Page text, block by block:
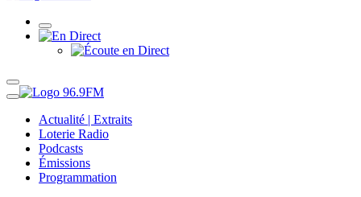
Actualité | Extraits
Loterie Radio
Podcasts
Émissions
Programmation